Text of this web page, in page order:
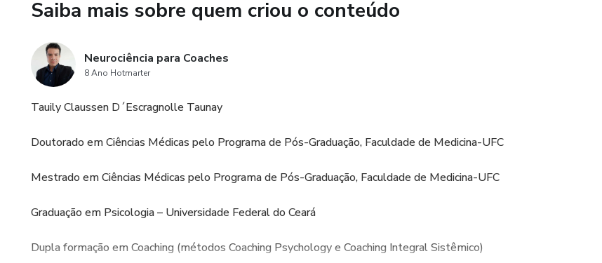
5) Além de tudo isso, o aluno vai ter acesso a diversas ferramentas do Coaching baseadas
visando a transformação de vida de seus clientes.
Saiba mais sobre quem criou o conteúdo
Neurociência para Coaches
8 Ano Hotmarter
Tauily Claussen D´Escragnolle Taunay
Doutorado em Ciências Médicas pelo Programa de Pós-Graduação, Faculdade de Medicina-UFC
Mestrado em Ciências Médicas pelo Programa de Pós-Graduação, Faculdade de Medicina-UFC
Graduação em Psicologia – Universidade Federal do Ceará
Dupla formação em Coaching (métodos Coaching Psychology e Coaching Integral Sistêmico)